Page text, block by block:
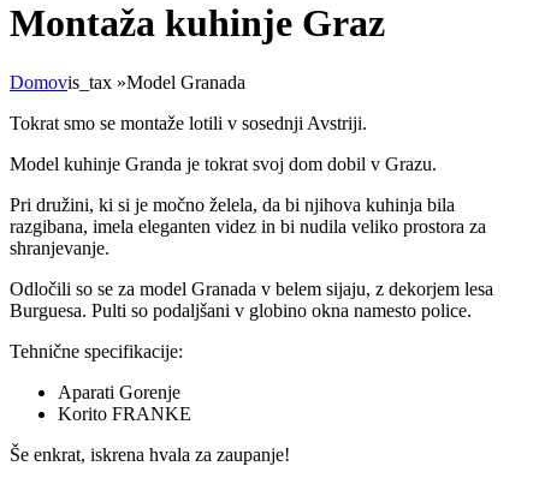
Montaža kuhinje Graz
Domovis_tax »Model Granada
Tokrat smo se montaže lotili v sosednji Avstriji.
Model kuhinje Granda je tokrat svoj dom dobil v Grazu.
Pri družini, ki si je močno želela, da bi njihova kuhinja bila
razgibana, imela eleganten videz in bi nudila veliko prostora za
shranjevanje.
Odločili so se za model Granada v belem sijaju, z dekorjem lesa
Burguesa. Pulti so podaljšani v globino okna namesto police.
Tehnične specifikacije:
Aparati Gorenje
Korito FRANKE
Še enkrat, iskrena hvala za zaupanje!